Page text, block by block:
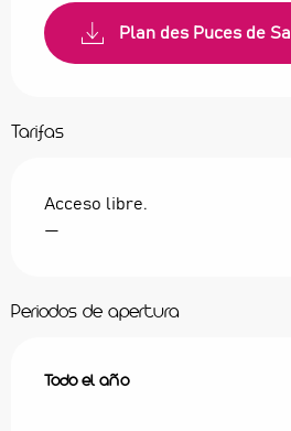
Plan des Puces de
Tarifas
Acceso libre.
—
Periodos de apertura
Todo el año
Todo el año